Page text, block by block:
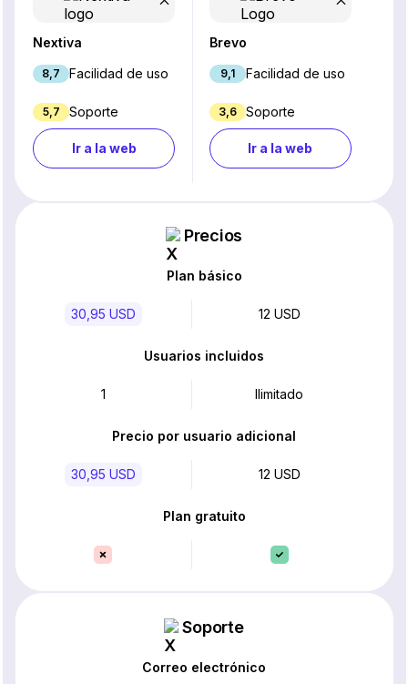
Nextiva
8,7 Facilidad de uso
5,7 Soporte
Ir a la web
Brevo
9,1 Facilidad de uso
3,6 Soporte
Ir a la web
Precios
Plan básico
30,95 USD 12 USD
Usuarios incluidos
1 Ilimitado
Precio por usuario adicional
30,95 USD 12 USD
Plan gratuito
Soporte
Correo electrónico